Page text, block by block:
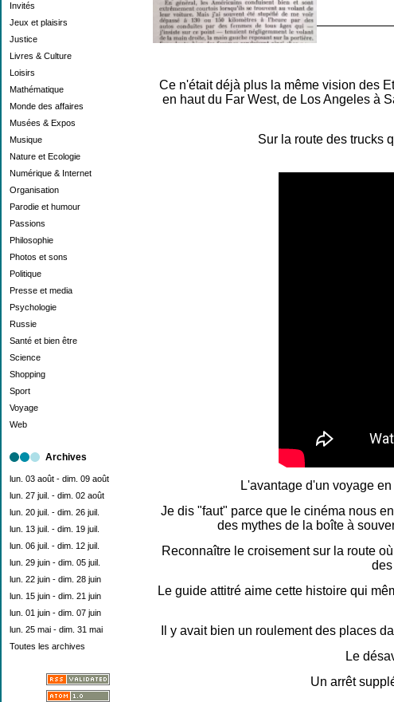
Invités
Jeux et plaisirs
Justice
Livres & Culture
Loisirs
Mathématique
Monde des affaires
Musées & Expos
Musique
Nature et Ecologie
Numérique & Internet
Organisation
Parodie et humour
Passions
Philosophie
Photos et sons
Politique
Presse et media
Psychologie
Russie
Santé et bien être
Science
Shopping
Sport
Voyage
Web
Archives
lun. 03 août - dim. 09 août
lun. 27 juil. - dim. 02 août
lun. 20 juil. - dim. 26 juil.
lun. 13 juil. - dim. 19 juil.
lun. 06 juil. - dim. 12 juil.
lun. 29 juin - dim. 05 juil.
lun. 22 juin - dim. 28 juin
lun. 15 juin - dim. 21 juin
lun. 01 juin - dim. 07 juin
lun. 25 mai - dim. 31 mai
Toutes les archives
Ce n'était déjà plus la même vision des
en haut du Far West, de Los Angeles à
Sur la route des trucks
L'avantage d'un voyage
Je dis "faut" parce que le cinéma nous
des mythes de la boîte à
Reconnaître le croisement sur la route
Le guide attitré aime cette histoire qui
Il y avait bien un roulement des places
Le
Un arrêt